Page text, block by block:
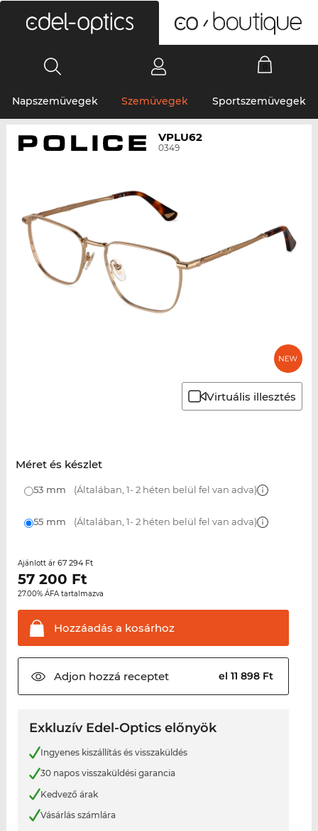
Napszemüvegek Szemüvegek Sportszemüvegek
VPLU62
0349
Virtuális illesztés
Méret és készlet
53 mm (Általában, 1- 2 héten belül fel van adva)
55 mm (Általában, 1- 2 héten belül fel van adva)
Ajánlott ár 67 294 Ft
57 200 Ft
27.00% ÁFA tartalmazva
Hozzáadás a kosárhoz
Adjon hozzá receptet el 11 898 Ft
Exkluzív Edel-Optics előnyök
Ingyenes kiszállítás és visszaküldés
30 napos visszaküldési garancia
Kedvező árak
Vásárlás számlára